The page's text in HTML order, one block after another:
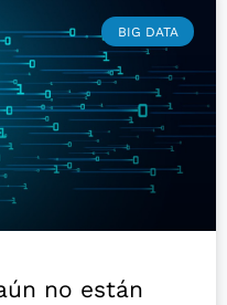
BIG DATA
no están